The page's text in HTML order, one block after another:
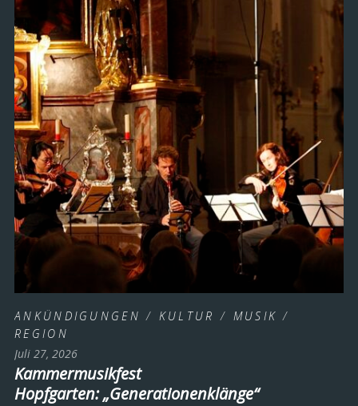
ANKÜNDIGUNGEN / KULTUR / MUSIK /
REGION
Juli 27, 2026
Kammermusikfest
Hopfgarten: „Generationenklänge“